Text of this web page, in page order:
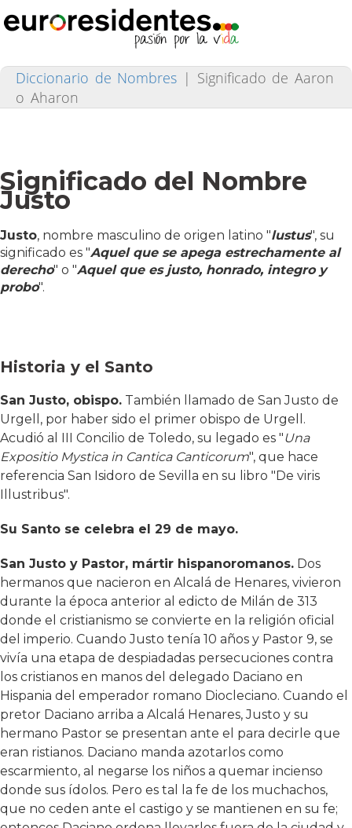
Diccionario de Nombres | Significado de Aaron
o Aharon
Significado del Nombre
Justo
Justo, nombre masculino de origen latino "lustus", su
significado es "Aquel que se apega estrechamente al
derecho" o "Aquel que es justo, honrado, integro y
probo".
Historia y el Santo
San Justo, obispo. También llamado de San Justo de
Urgell, por haber sido el primer obispo de Urgell.
Acudió al III Concilio de Toledo, su legado es "Una
Expositio Mystica in Cantica Canticorum", que hace
referencia San Isidoro de Sevilla en su libro "De viris
Illustribus".
Su Santo se celebra el 29 de mayo.
San Justo y Pastor, mártir hispanoromanos. Dos
hermanos que nacieron en Alcalá de Henares, vivieron
durante la época anterior al edicto de Milán de 313
donde el cristianismo se convierte en la religión oficial
del imperio. Cuando Justo tenía 10 años y Pastor 9, se
vivía una etapa de despiadadas persecuciones contra
los cristianos en manos del delegado Daciano en
Hispania del emperador romano Diocleciano. Cuando el
pretor Daciano arriba a Alcalá Henares, Justo y su
hermano Pastor se presentan ante el para decirle que
eran ristianos. Daciano manda azotarlos como
escarmiento, al negarse los niños a quemar incienso
donde sus ídolos. Pero es tal la fe de los muchachos,
que no ceden ante el castigo y se mantienen en su fe;